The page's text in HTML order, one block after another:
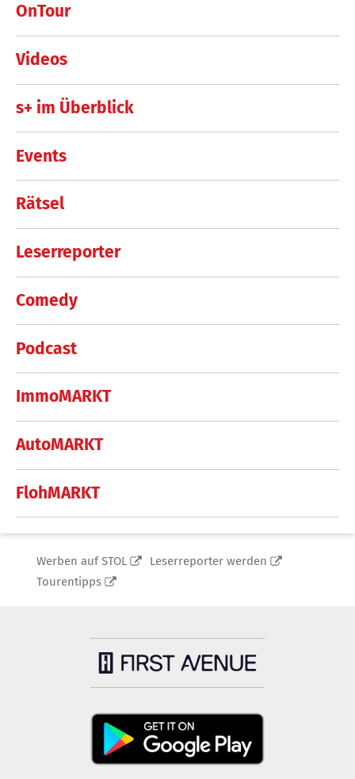
OnTour
Videos
s+ im Überblick
Events
Rätsel
Leserreporter
Comedy
Podcast
ImmoMARKT
AutoMARKT
FlohMARKT
Werben auf STOL
Leserreporter werden
Tourentipps